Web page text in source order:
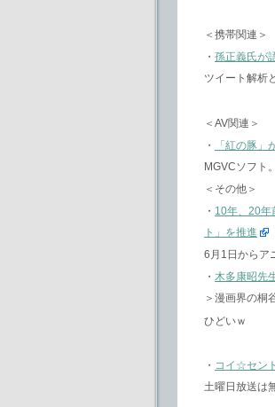
＜携帯関連＞
・ 孫正義氏が
ツイート解析
＜AV関連＞
・
「紅の豚
MGVCソフト
＜その他＞
・ 10年、20年
ト」を推進
6月1日からア
・ 木多康昭先
＞漫画界の桐
ひどいｗ
・ コイ☆セント
土曜日放送は